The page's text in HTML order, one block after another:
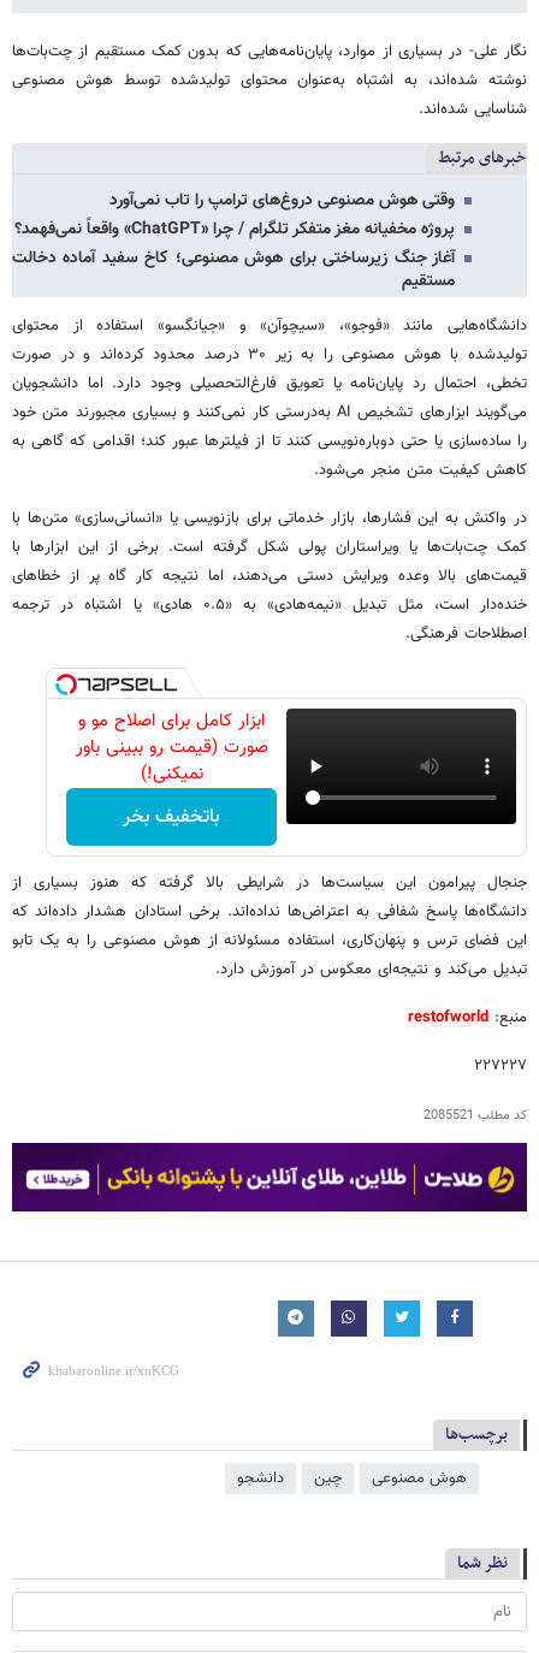
نگار علی- در بسیاری از موارد، پایان‌نامه‌هایی که بدون کمک مستقیم از چت‌بات‌ها
نوشته شده‌اند، به اشتباه به‌عنوان محتوای تولیدشده توسط هوش مصنوعی
شناسایی شده‌اند.
خبرهای مرتبط
وقتی هوش مصنوعی دروغ‌های ترامپ را تاب نمی‌آورد
پروژه‌ مخفیانه مغز متفکر تلگرام / چرا «ChatGPT» واقعاً نمی‌فهمد؟
آغاز جنگ زیرساختی برای هوش مصنوعی؛ کاخ سفید آماده دخالت
مستقیم
دانشگاه‌هایی مانند «فوجو»، «سیچوآن» و «جیانگسو» استفاده از محتوای
تولیدشده با هوش مصنوعی را به زیر ۳۰ درصد محدود کرده‌اند و در صورت
تخطی، احتمال رد پایان‌نامه یا تعویق فارغ‌التحصیلی وجود دارد. اما دانشجویان
می‌گویند ابزارهای تشخیص AI به‌درستی کار نمی‌کنند و بسیاری مجبورند متن خود
را ساده‌سازی یا حتی دوباره‌نویسی کنند تا از فیلترها عبور کند؛ اقدامی که گاهی به
کاهش کیفیت متن منجر می‌شود.
در واکنش به این فشارها، بازار خدماتی برای بازنویسی یا «انسانی‌سازی» متن‌ها با
کمک چت‌بات‌ها یا ویراستاران پولی شکل گرفته است. برخی از این ابزارها با
قیمت‌های بالا وعده ویرایش دستی می‌دهند، اما نتیجه کار گاه پر از خطاهای
خنده‌دار است، مثل تبدیل «نیمه‌هادی» به «۰.۵ هادی» یا اشتباه در ترجمه
اصطلاحات فرهنگی.
ابزار کامل برای اصلاح مو و
صورت (قیمت رو ببینی باور
نمیکنی!)
باتخفیف بخر
جنجال پیرامون این سیاست‌ها در شرایطی بالا گرفته که هنوز بسیاری از
دانشگاه‌ها پاسخ شفافی به اعتراض‌ها نداده‌اند. برخی استادان هشدار داده‌اند که
این فضای ترس و پنهان‌کاری، استفاده مسئولانه از هوش مصنوعی را به یک تابو
تبدیل می‌کند و نتیجه‌ای معکوس در آموزش دارد.
منبع: restofworld
۲۲۷۲۲۷
کد مطلب 2085521
برچسب‌ها
هوش مصنوعی چین دانشجو
نظر شما